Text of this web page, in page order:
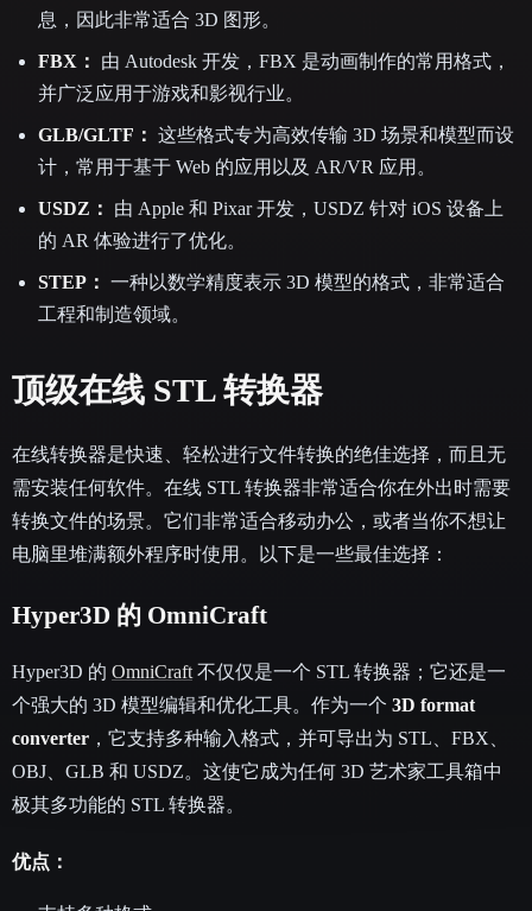
息，因此非常适合 3D 图形。
FBX：
由 Autodesk 开发，FBX 是动画制作的常用格式，
并广泛应用于游戏和影视行业。
GLB/GLTF： 这些格式专为高效传输 3D 场景和模型而设
计，常用于基于 Web 的应用以及 AR/VR 应用。
USDZ：
由 Apple 和 Pixar 开发，USDZ 针对 iOS 设备上
的 AR 体验进行了优化。
STEP： 一种以数学精度表示 3D 模型的格式，非常适合
工程和制造领域。
顶级在线 STL 转换器
在线转换器是快速、轻松进行文件转换的绝佳选择，而且无
需安装任何软件。在线 STL 转换器非常适合你在外出时需要
转换文件的场景。它们非常适合移动办公，或者当你不想让
电脑里堆满额外程序时使用。以下是一些最佳选择：
Hyper3D 的 OmniCraft
Hyper3D 的 OmniCraft 不仅仅是一个 STL 转换器；它还是一
个强大的 3D 模型编辑和优化工具。作为一个 3D format
converter ，它支持多种输入格式，并可导出为 STL、FBX、
OBJ、GLB 和 USDZ。这使它成为任何 3D 艺术家工具箱中
极其多功能的 STL 转换器。
优点：